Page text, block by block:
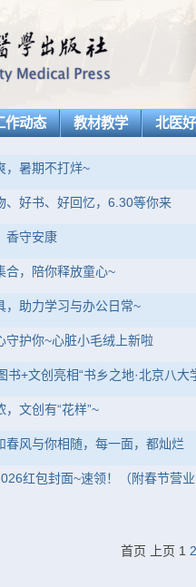
作动态 教材教学 北医
，暑期不打烊~
、好书、好回忆，6.30等你来
香守安康
合，陪你释放童心~
，助力学习与办公日常~
守护你~心脏小毛绒上新啦
书+文创亮相“书乡之地·北京八大
文创有“花样”~
春风与你相随，每一面，都灿烂
红包封面~速领！（附春节营
首页 上页 1 2